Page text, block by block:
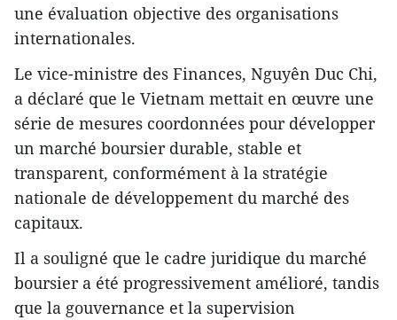
une évaluation objective des organisations
internationales.
Le vice-ministre des Finances, Nguyên Duc Chi,
a déclaré que le Vietnam mettait en œuvre une
série de mesures coordonnées pour développer
un marché boursier durable, stable et
transparent, conformément à la stratégie
nationale de développement du marché des
capitaux.
Il a souligné que le cadre juridique du marché
boursier a été progressivement amélioré, tandis
que la gouvernance et la supervision